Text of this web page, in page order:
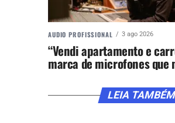
AUDIO PROFISSIONAL 3 ago 2026
“Vendi apartamento e
marca de microfones que
LEIA